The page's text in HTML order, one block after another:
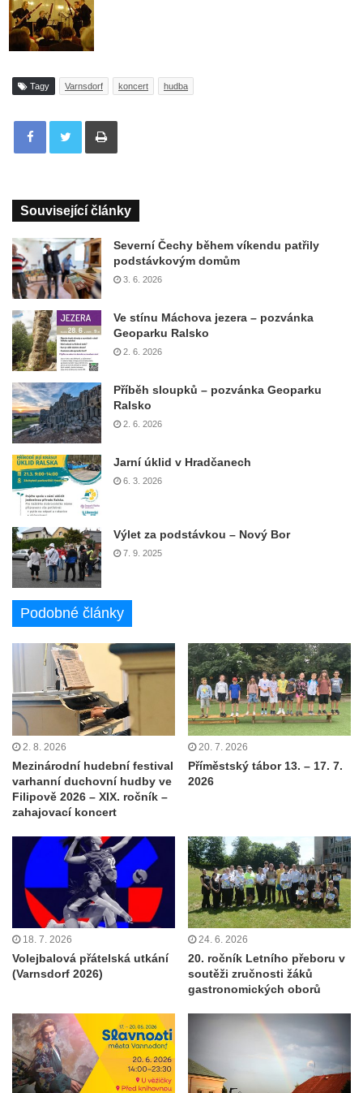
Tagy Varnsdorf koncert hudba
Tisknout
Související články
Severní Čechy během víkendu patřily
podstávkovým domům
3. 6. 2026
Ve stínu Máchova jezera – pozvánka
Geoparku Ralsko
2. 6. 2026
Příběh sloupků – pozvánka Geoparku
Ralsko
2. 6. 2026
Jarní úklid v Hradčanech
6. 3. 2026
Výlet za podstávkou – Nový Bor
7. 9. 2025
Podobné články
2. 8. 2026
Mezinárodní hudební festival
varhanní duchovní hudby ve
Filipově 2026 – XIX. ročník –
zahajovací koncert
20. 7. 2026
Příměstský tábor 13. – 17. 7.
2026
18. 7. 2026
Volejbalová přátelská utkání
(Varnsdorf 2026)
24. 6. 2026
20. ročník Letního přeboru v
soutěži zručnosti žáků
gastronomických oborů